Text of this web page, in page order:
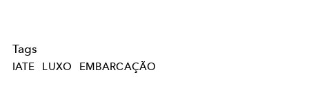
Tags
IATE LUXO EMBARCAÇÃO